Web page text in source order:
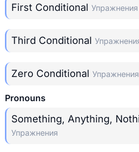
First Conditional Упражнения
Third Conditional
Zero Conditional Упражнения
Pronouns
Something, Anything,
Упражнения